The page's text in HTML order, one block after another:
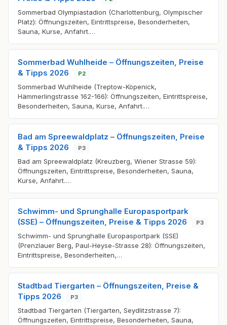
Sommerbad Olympiastadion (Charlottenburg, Olympischer
Platz): Öffnungszeiten, Eintrittspreise, Besonderheiten,
Sauna, Kurse, Anfahrt.…
Sommerbad Wuhlheide – Öffnungszeiten, Preise
& Tipps 2026
P2
Sommerbad Wuhlheide (Treptow-Köpenick,
Hämmerlingstrasse 162-166): Öffnungszeiten, Eintrittspreise,
Besonderheiten, Sauna, Kurse, Anfahrt.…
Bad am Spreewaldplatz – Öffnungszeiten, Preise
& Tipps 2026
P3
Bad am Spreewaldplatz (Kreuzberg, Wiener Strasse 59):
Öffnungszeiten, Eintrittspreise, Besonderheiten, Sauna,
Kurse, Anfahrt.…
Schwimm- und Sprunghalle Europasportpark
(SSE) – Öffnungszeiten, Preise & Tipps 2026
P3
Schwimm- und Sprunghalle Europasportpark (SSE)
(Prenzlauer Berg, Paul-Heyse-Strasse 28): Öffnungszeiten,
Eintrittspreise, Besonderheiten,…
Stadtbad Tiergarten – Öffnungszeiten, Preise &
Tipps 2026
P3
Stadtbad Tiergarten (Tiergarten, Seydlitzstrasse 7):
Öffnungszeiten, Eintrittspreise, Besonderheiten, Sauna,